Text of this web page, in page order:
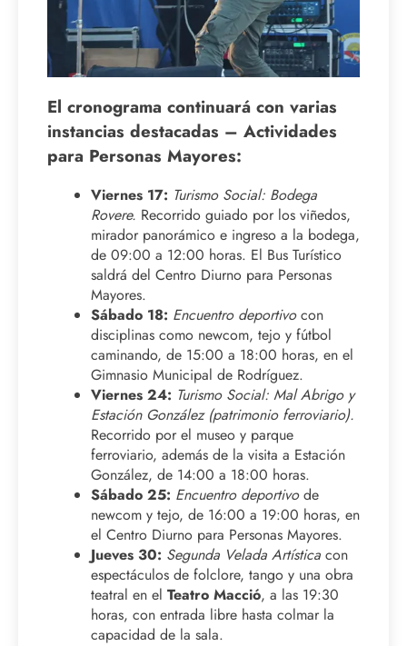
El cronograma continuará con varias
instancias destacadas – Actividades
para Personas Mayores:
Viernes 17: Turismo Social: Bodega
Rovere. Recorrido guiado por los viñedos,
mirador panorámico e ingreso a la bodega,
de 09:00 a 12:00 horas. El Bus Turístico
saldrá del Centro Diurno para Personas
Mayores.
Sábado 18: Encuentro deportivocon
disciplinas como newcom, tejo y fútbol
caminando, de 15:00 a 18:00 horas, en el
Gimnasio Municipal de Rodríguez.
Viernes 24: Turismo Social: Mal Abrigo y
Estación González (patrimonio ferroviario).
Recorrido por el museo y parque
ferroviario, además de la visita a Estación
González, de 14:00 a 18:00 horas.
Sábado 25: Encuentro deportivode
newcom y tejo, de 16:00 a 19:00 horas, en
el Centro Diurno para Personas Mayores.
Jueves 30: Segunda Velada Artística con
espectáculos de folclore, tango y una obra
teatral en el Teatro Macció, a las 19:30
horas, con entrada libre hasta colmar la
capacidad de la sala.